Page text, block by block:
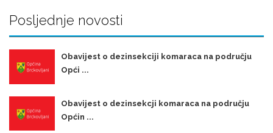
Posljednje novosti
Obavijest o dezinsekciji komaraca na području
Opći ...
Obavijest o dezinsekcji komaraca na području
Općin ...